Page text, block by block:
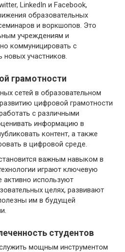
LinkedIn и Facebook,
образовательных
и воркшопов. Это
учреждениям и
коммуницировать с
новых участников.
грамотности
сетей в образовательном
цифровой грамотности
с различными
информацию в
контент, а также
в цифровой среде.
важным навыком в
играют ключевую
активно используют
целях, развивают
им в будущей
студентов
мощным инструментом